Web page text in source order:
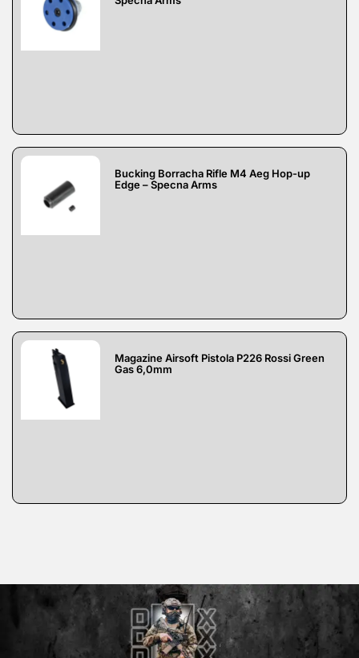
Bucking Borracha Rifle M4 Aeg Hop-up
Edge – Specna Arms
Magazine Airsoft Pistola P226 Rossi Green
Gas 6,0mm